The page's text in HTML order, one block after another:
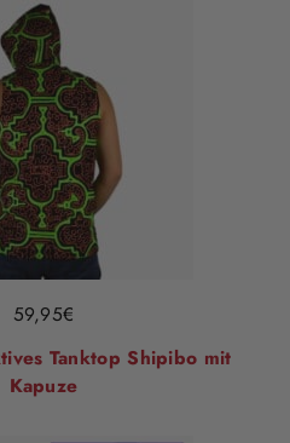
59,95€
Tanktop Shipibo mit
Kapuze